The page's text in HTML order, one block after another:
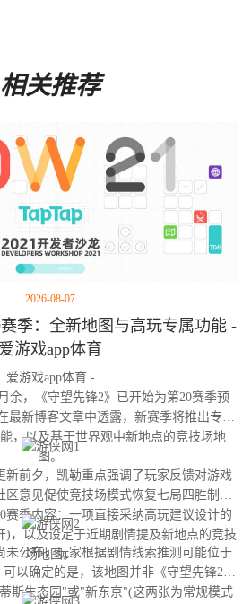
相关推荐
2026-08-07
赛季：全新地图与高玩专属功能 -
爱游戏app体育
爱游戏app体育 -
，《守望先锋2》已开始为第20赛季预
最新博客文章中透露，新赛季将推出专为
，以及基于世界观中新地点的竞技场地
图。
前夕，凯勒重点强调了玩家反馈对游戏
意见促使竞技场模式恢复七局四胜制。
赛季内容：一项直接采纳高玩建议设计的
)，以及设定于近期剧情提及新地点的竞技
场地图。
公布，玩家根据剧情线索推测可能位于
以确定的是，该地图并非《守望先锋2》
斯生态园"或"新东京"(这两张为常规模式